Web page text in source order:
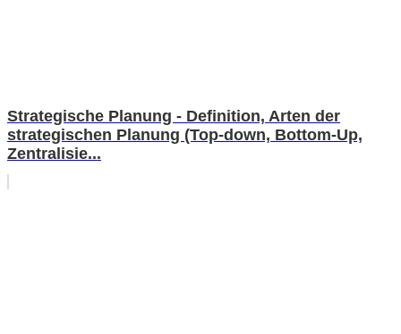
Strategische Planung - Definition, Arten der
strategischen Planung (Top-down, Bottom-Up,
Zentralisie...